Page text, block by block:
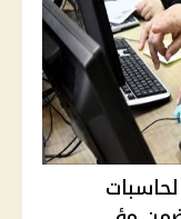
كليات الحاسبات